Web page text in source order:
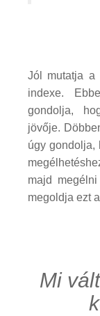
Jól mutatja a
indexe.
gondolja,
jövője.
úgy gondolja,
majd
megoldja ezt
Mi